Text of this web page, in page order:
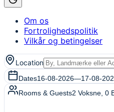
Om os
Fortrolighedspolitik
Vilkår og betingelser
Location
Dates16-08-2026—17-08-
Rooms & Guests2 Voksne 0